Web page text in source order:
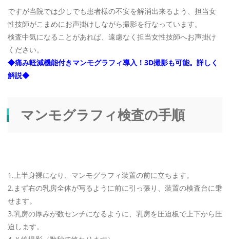
ですが当院では少しでも患者様の不安を解消出来るよう、担当女
性技師がこまめにお声掛けしながら撮影を行なっています。
検査中気になることがあれば、遠慮なく担当女性技師へお声掛け
ください。
◆痛み軽減機能付きマンモグラフィ導入！3D撮影も可能。詳しく
解説◆
マンモグラフィ検査の手順
1.上半身裸になり、マンモグラフィ装置の前に立ちます。
2.まず右の乳房全体が写るように前に引っ張り、装置の検査台に乗
せます。
3.乳房の厚みが数センチになるように、乳房を圧迫板で上下から圧
迫します。